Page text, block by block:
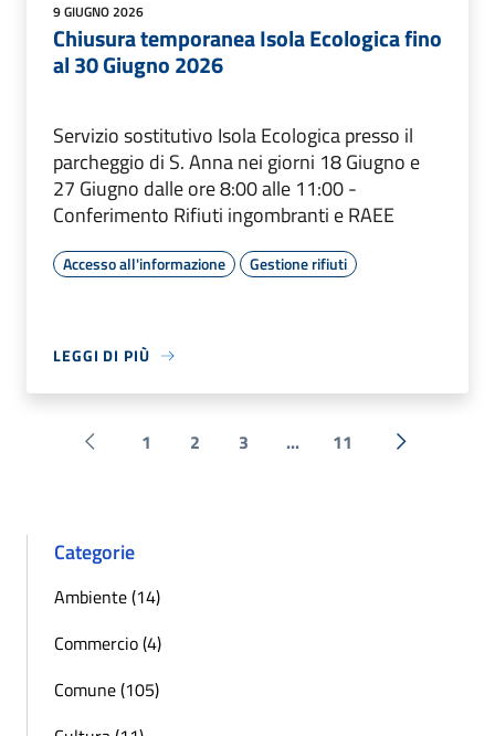
9 GIUGNO 2026
Chiusura temporanea Isola Ecologica fino
al 30 Giugno 2026
Servizio sostitutivo Isola Ecologica presso il
parcheggio di S. Anna nei giorni 18 Giugno e
27 Giugno dalle ore 8:00 alle 11:00 -
Conferimento Rifiuti ingombranti e RAEE
Accesso all'informazione Gestione rifiuti
LEGGI DI PIÙ
Pagina precedente
1 2 3 ... 11 Successiva
Categorie
Ambiente (14)
Commercio (4)
Comune (105)